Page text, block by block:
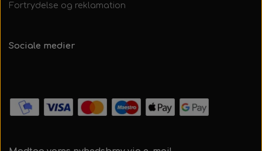
Fortrydelse og reklamation
Sociale medier